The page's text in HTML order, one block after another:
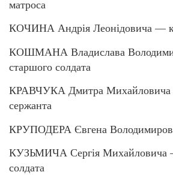
матроса
КОЧИНА Андрія Леонідовича —
КОШМАНА Владислава
старшого солдата
КРАВЧУКА Дмитра Михайловича
сержанта
КРУПОДЕРА Євгена
КУЗЬМИЧА Сергія Михайловича
солдата